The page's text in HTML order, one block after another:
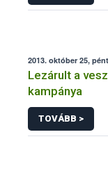
2013. október 25,
Lezárult a
kampánya
TOVÁBB >